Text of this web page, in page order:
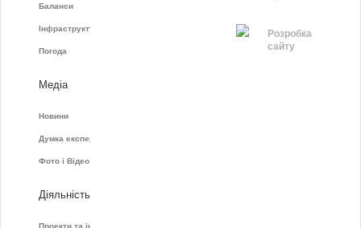
Баланси
Інфраструктура
Погода
Медіа
Новини
Думка експертів
Фото і Відео
Діяльність
Проекти та ініціативи
Розробка
сайту